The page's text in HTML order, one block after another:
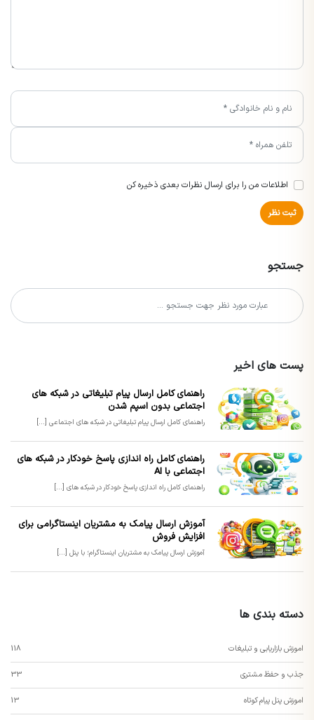
اطلاعات من را برای ارسال نظرات بعدی ذخیره کن
ثبت نظر
جستجو
پست های اخیر
راهنمای کامل ارسال پیام تبلیغاتی در شبکه های
اجتماعی بدون اسپم شدن
راهنمای کامل ارسال پیام تبلیغاتی در شبکه های اجتماعی [...]
راهنمای کامل راه اندازی پاسخ خودکار در شبکه های
اجتماعی با AI
راهنمای کامل راه اندازی پاسخ خودکار در شبکه های [...]
آموزش ارسال پیامک به مشتریان اینستاگرامی برای
افزایش فروش
آموزش ارسال پیامک به مشتریان اینستاگرام؛ با پنل [...]
دسته بندی ها
اموزش بازاریابی و تبلیغات 118
جذب و حفظ مشتری 33
اموزش پنل پیام کوتاه 13